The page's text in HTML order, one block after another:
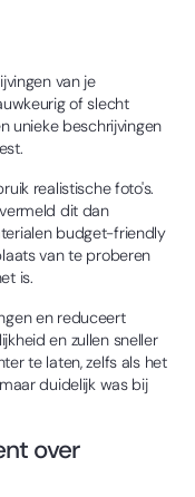
van je
of slecht
unieke beschrijvingen
realistische foto's.
dit dan
budget-friendly
van te proberen
is.
en reduceert
en zullen sneller
te laten, zelfs als het
duidelijk was bij
over